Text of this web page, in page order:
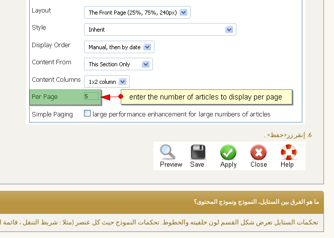
إنقر زر<حفظ> .
ما هو الفرق بين الستايل، النموذج ونموذج المحتوى؟
تحكمات الستايل تعرض شكل القسم لون خلفيته والخطوط. تحكمات النموذج حيث كل عنصر (مثلا : شريط التنقل ، قائمة